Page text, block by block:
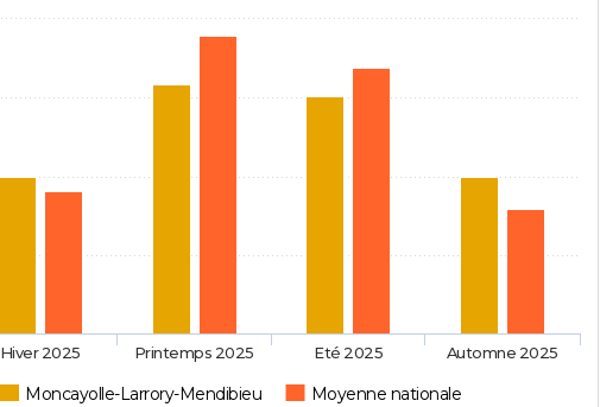
Moncayolle-Larrory-Mendibieu Moyenne nationale
Hiver 2025 Printemps 2025 Eté 2025 Automne 2025